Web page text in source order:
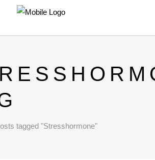
tagged "Stresshormone"